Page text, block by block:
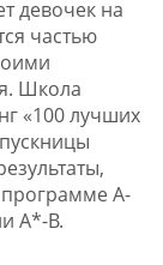
девочек на
частью
Школа
«100 лучших
A-
А*-В.